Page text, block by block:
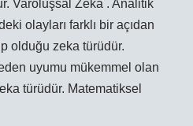
Varoluşsal Zeka . Analitik
olayları farklı bir açıdan
olduğu zeka türüdür.
uyumu mükemmel olan
türüdür. Matematiksel